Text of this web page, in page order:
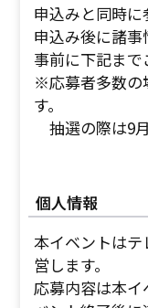
申込みと同時に
申込み後に諸事
事前に下記まで
※応募者多数の
す。
抽選の際は9
個人情報
本イベントは
営します。
応募内容は本イ